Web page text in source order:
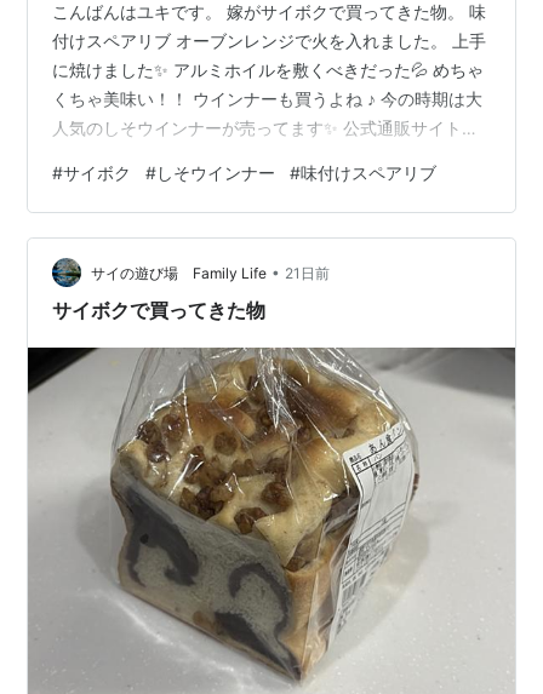
こんばんはユキです。 嫁がサイボクで買ってきた物。 味
付けスペアリブ オーブンレンジで火を入れました。 上手
に焼けました✨ アルミホイルを敷くべきだった💦 めちゃ
くちゃ美味い！！ ウインナーも買うよね ♪ 今の時期は大
人気のしそウインナーが売ってます✨ 公式通販サイトで
フトやウインナーソーセージのお店【サイボク】 【WEB
限定】サイボクはじめてのお味見セット360080 ギフト
お中元 御中元 内祝い 結婚祝い 出産 お返し 贈り物 贈答
品 ベーコン ショルダーベーコン ウインナー マスタード
詰め合わせ 肉 豚肉 お取り寄せグルメ おつま…
#サイボク #しそウインナー #味付けスペアリブ
サイの遊び場 Family Life • 21日前
サイボクで買ってきた物